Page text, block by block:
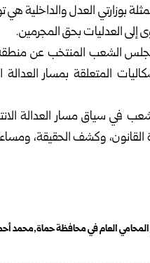
بوزارتي العدل والداخلية
إلى العدليات بحق المجرمين.
الشعب المنتخب عن منطقة
المتعلقة بمسار
سياق مسار العدالة
وكشف الحقيقة،
المحامي العام في محافظة حماة محمد